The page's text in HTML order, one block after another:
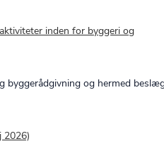
inden for byggeri og
byggerådgivning og hermed
2026)